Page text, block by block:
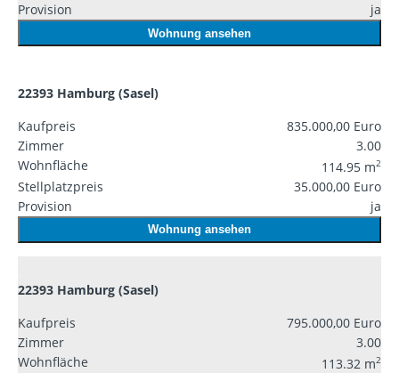
Provision ja
Wohnung ansehen
22393 Hamburg (Sasel)
Kaufpreis
835.000,00 Euro
Zimmer
3.00
Wohnfläche
114.95 m2
Stellplatzpreis
35.000,00 Euro
Provision
ja
Wohnung ansehen
22393 Hamburg (Sasel)
Kaufpreis
795.000,00 Euro
Zimmer
3.00
Wohnfläche
113.32 m2